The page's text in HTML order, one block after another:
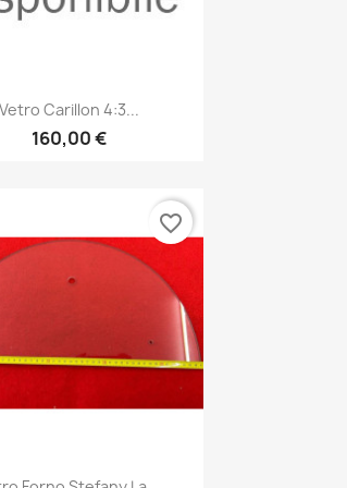
Anteprima
Vetro Carillon 4:3...
160,00 €
Anteprima
favorite_border